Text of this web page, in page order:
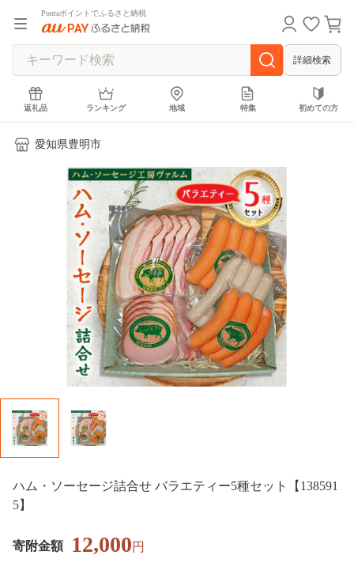
Pontaポイントでふるさと納税
詳細検索
返礼品 ランキング 地域 特集 初めての方
愛知県豊明市
ハム・ソーセージ詰合せ バラエティー5種セット【138591
5】
寄附金額 12,000円